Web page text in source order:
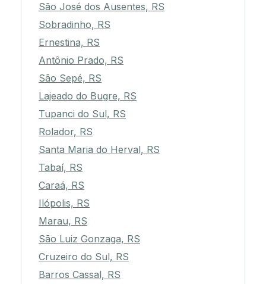
São José dos Ausentes, RS
Sobradinho, RS
Ernestina, RS
Antônio Prado, RS
São Sepé, RS
Lajeado do Bugre, RS
Tupanci do Sul, RS
Rolador, RS
Santa Maria do Herval, RS
Tabaí, RS
Caraá, RS
Ilópolis, RS
Marau, RS
São Luiz Gonzaga, RS
Cruzeiro do Sul, RS
Barros Cassal, RS